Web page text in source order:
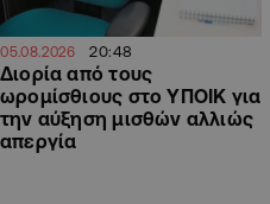
05.08.2026 20:48
Διορία από τους
ωρομίσθιους στο ΥΠΟΙΚ για
την αύξηση μισθών αλλιώς
απεργία